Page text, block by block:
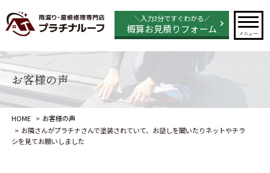
＼入力3分ですぐわかる／
概算お見積りフォーム メニュー
お客様の声
HOME
お客様の声
お隣さんがプラチナさんで塗装されていて、お話しを聞いたりネットやチラ
シを見てお願いしました